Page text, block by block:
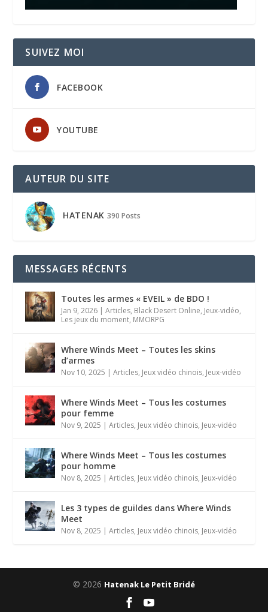
SUIVEZ MOI
FACEBOOK
YOUTUBE
AUTEUR DU SITE
HATENAK 390 Posts
MESSAGES RÉCENTS
Toutes les armes « EVEIL » de BDO !
Jan 9, 2026 |Articles, Black Desert Online, Jeux-vidéo,
Les jeux du moment, MMORPG
Where Winds Meet – Toutes les skins
d’armes
Nov 10, 2025 |Articles, Jeux vidéo chinois, Jeux-vidéo
Where Winds Meet – Tous les costumes
pour femme
Nov 9, 2025 |Articles, Jeux vidéo chinois, Jeux-vidéo
Where Winds Meet – Tous les costumes
pour homme
Nov 8, 2025 |Articles, Jeux vidéo chinois, Jeux-vidéo
Les 3 types de guildes dans Where Winds
Meet
Nov 8, 2025 |Articles, Jeux vidéo chinois, Jeux-vidéo
© 2026 Hatenak Le Petit Bridé